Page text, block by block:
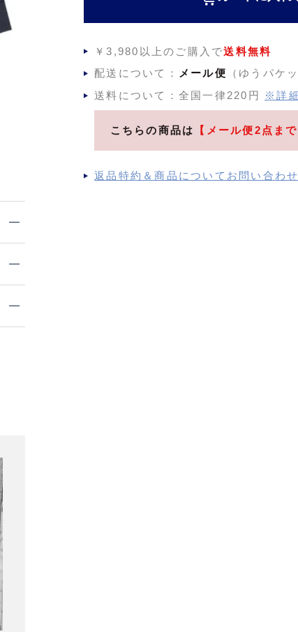
￥3,980以上のご購入で送料無料
配送について：
メール便
（ゆうパケ
送料について：全国一律220円
※詳細
こちらの商品は 【メール便2点まで
返品特約＆商品についてお問い合わせ